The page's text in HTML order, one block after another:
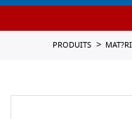
PRODUITS